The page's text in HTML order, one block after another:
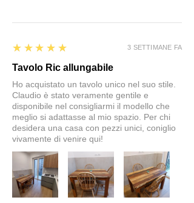
5
★★★★★
Tavolo Ric allungabile
Ho acquistato un tavolo unico nel suo stile.
Claudio è stato veramente gentile e
disponibile nel consigliarmi il modello che
meglio si adattasse al mio spazio. Per chi
desidera una casa con pezzi unici, coniglio
vivamente di venire qui!
3 SETTIMANE FA